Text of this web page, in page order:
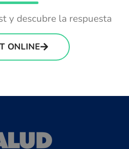
y descubre la respuesta
ONLINE